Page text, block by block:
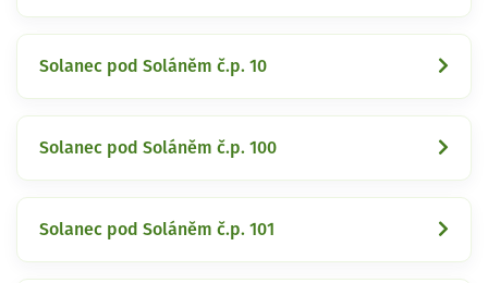
Solanec pod Soláněm č.p. 10
Solanec pod Soláněm č.p. 100
Solanec pod Soláněm č.p. 101